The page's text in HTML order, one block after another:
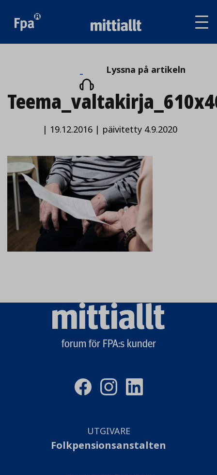
Lyssna
på
artikeln
Lyssna på artikeln
| 19.12.2016| päivitetty 4.9.2020
Mittiallt
forum för FPA:s kunder
UTGIVARE
Folkpensionsanstalten